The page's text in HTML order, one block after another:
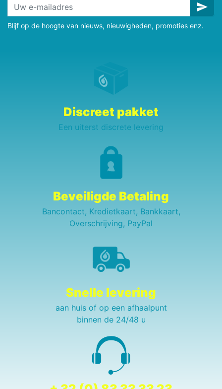
send
Blijf op de hoogte van nieuws, nieuwigheden, promoties enz.
Discreet pakket
Een uiterst discrete levering
Beveiligde Betaling
Bancontact, Kredietkaart, Bankkaart,
Overschrijving, PayPal
Snelle levering
aan huis of op een afhaalpunt
binnen de 24/48 u